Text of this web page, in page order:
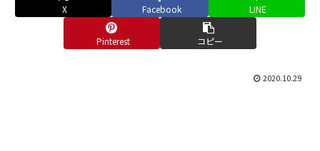
X Facebook LINE
Pinterest コピー
2020.10.29